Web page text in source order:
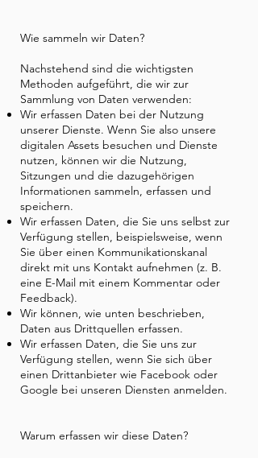
Wie sammeln wir Daten?
Nachstehend sind die wichtigsten
Methoden aufgeführt, die wir zur
Sammlung von Daten verwenden:
Wir erfassen Daten bei der Nutzung
unserer Dienste. Wenn Sie also unsere
digitalen Assets besuchen und Dienste
nutzen, können wir die Nutzung,
Sitzungen und die dazugehörigen
Informationen sammeln, erfassen und
speichern.
Wir erfassen Daten, die Sie uns selbst zur
Verfügung stellen, beispielsweise, wenn
Sie über einen Kommunikationskanal
direkt mit uns Kontakt aufnehmen (z. B.
eine E-Mail mit einem Kommentar oder
Feedback).
Wir können, wie unten beschrieben,
Daten aus Drittquellen erfassen.
Wir erfassen Daten, die Sie uns zur
Verfügung stellen, wenn Sie sich über
einen Drittanbieter wie Facebook oder
Google bei unseren Diensten anmelden.
Warum erfassen wir diese Daten?